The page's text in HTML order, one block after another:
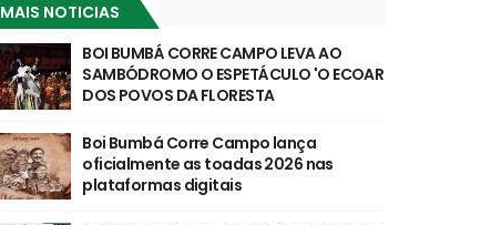
MAIS NOTICIAS
BOI BUMBÁ CORRE CAMPO LEVA AO
SAMBÓDROMO O ESPETÁCULO 'O ECOAR
DOS POVOS DA FLORESTA
Boi Bumbá Corre Campo lança
oficialmente as toadas 2026 nas
plataformas digitais